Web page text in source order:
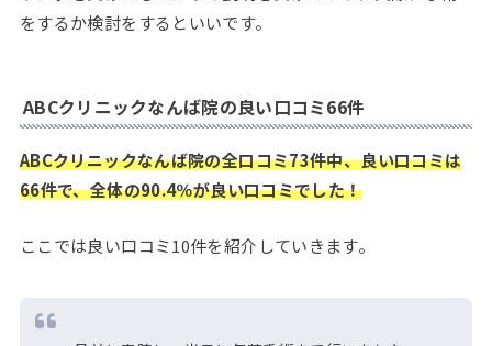
をするか検討をするといいです。
ABCクリニックなんば院の良い口コミ66件
ABCクリニックなんば院の全口コミ73件中、良い口コミは
66件で、全体の90.4％が良い口コミでした！
ここでは良い口コミ10件を紹介していきます。